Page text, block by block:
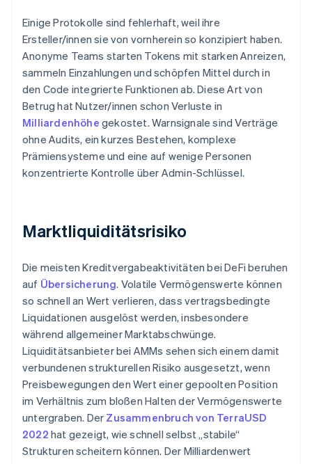
Einige Protokolle sind fehlerhaft, weil ihre
Ersteller/innen sie von vornherein so konzipiert haben.
Anonyme Teams starten Tokens mit starken Anreizen,
sammeln Einzahlungen und schöpfen Mittel durch in
den Code integrierte Funktionen ab. Diese Art von
Betrug hat Nutzer/innen schon Verluste in
Milliardenhöhe gekostet. Warnsignale sind Verträge
ohne Audits, ein kurzes Bestehen, komplexe
Prämiensysteme und eine auf wenige Personen
konzentrierte Kontrolle über Admin-Schlüssel.
Marktliquiditätsrisiko
Die meisten Kreditvergabeaktivitäten bei DeFi beruhen
auf Übersicherung. Volatile Vermögenswerte können
so schnell an Wert verlieren, dass vertragsbedingte
Liquidationen ausgelöst werden, insbesondere
während allgemeiner Marktabschwünge.
Liquiditätsanbieter bei AMMs sehen sich einem damit
verbundenen strukturellen Risiko ausgesetzt, wenn
Preisbewegungen den Wert einer gepoolten Position
im Verhältnis zum bloßen Halten der Vermögenswerte
untergraben. Der Zusammenbruch von TerraUSD
2022 hat gezeigt, wie schnell selbst „stabile“
Strukturen scheitern können. Der Milliardenwert